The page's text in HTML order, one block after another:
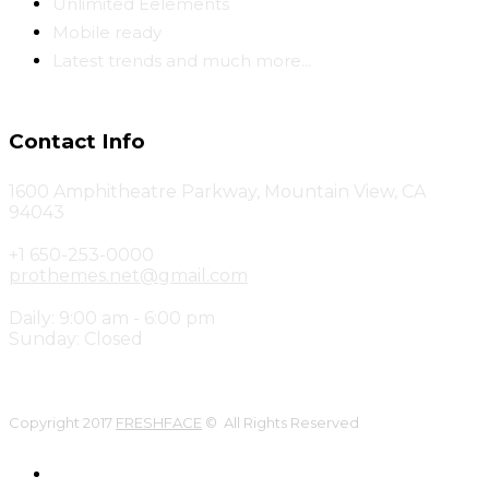
Unlimited Eelements
Mobile ready
Latest trends and much more...
Contact Info
1600 Amphitheatre Parkway, Mountain View, CA
94043
+1 650-253-0000
prothemes.net@gmail.com
Daily: 9:00 am - 6:00 pm
Sunday: Closed
Copyright 2017 FRESHFACE © All Rights Reserved